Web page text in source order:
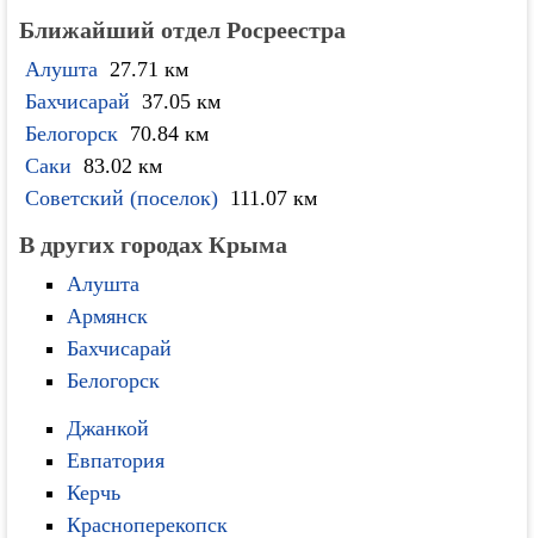
Ближайший отдел Росреестра
Алушта 27.71 км
Бахчисарай 37.05 км
Белогорск 70.84 км
Саки 83.02 км
Советский (поселок) 111.07 км
В других городах Крыма
Алушта
Армянск
Бахчисарай
Белогорск
Джанкой
Евпатория
Керчь
Красноперекопск